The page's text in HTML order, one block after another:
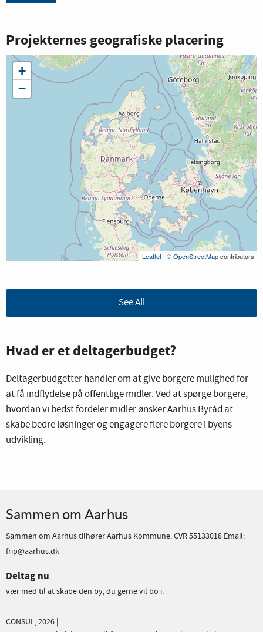
Projekternes geografiske placering
+
−
Leaflet | ©OpenStreetMapcontributors
See All
Hvad er et deltagerbudget?
Deltagerbudgetter handler om at give borgere mulighed for
at få indflydelse på offentlige midler. Ved at spørge borgere,
hvordan vi bedst fordeler midler ønsker Aarhus Byråd at
skabe bedre løsninger og engagere flere borgere i byens
udvikling.
Sammen om Aarhus
Sammen om Aarhus tilhører Aarhus Kommune. CVR 55133018 Email:
frip@aarhus.dk
Deltag nu
vær med til at skabe den by, du gerne vil bo i.
CONSUL, 2026 |